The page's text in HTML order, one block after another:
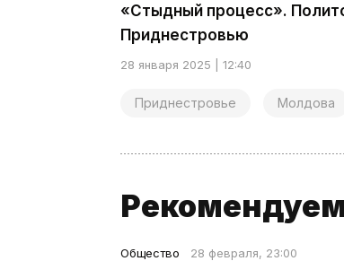
«Стыдный процесс».
Приднестровью
28 января 2025 | 12:40
Приднестровье Молдова
Рекомендуем
Общество 28 февраля, 23:00